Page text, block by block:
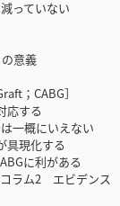
っていない
意義
；CABG］
する
一概にいえない
現化する
に利がある
ラム2 エビデンス